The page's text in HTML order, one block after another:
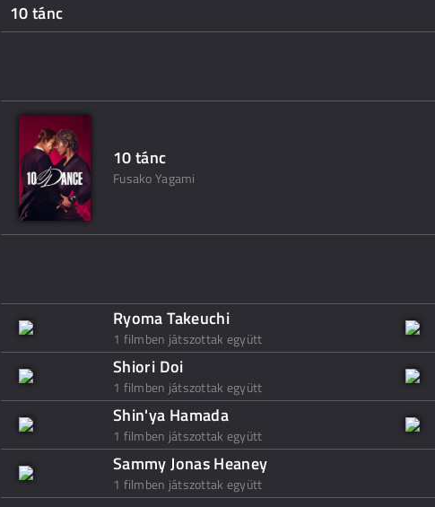
10 tánc
10 tánc
Fusako Yagami
Ryoma Takeuchi
1 filmben játszottak együtt
Shiori Doi
1 filmben játszottak együtt
Shin'ya Hamada
1 filmben játszottak együtt
Sammy Jonas Heaney
1 filmben játszottak együtt